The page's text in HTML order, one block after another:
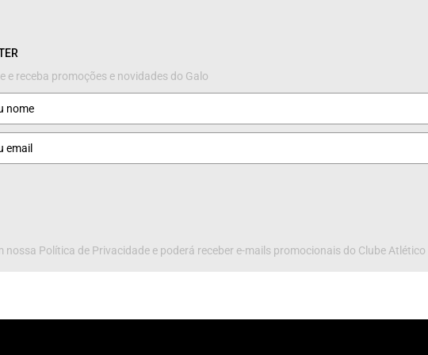
e receba promoções e novidades do Galo
nossa Política de Privacidade e poderá receber e-mails promocionais do Clube Atlético